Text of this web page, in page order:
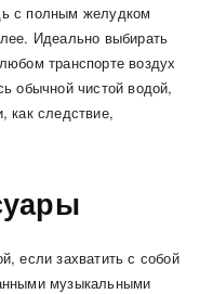
с полным желудком
Идеально выбирать
транспорте воздух
обычной чистой водой,
как следствие,
если захватить с собой
музыкальными